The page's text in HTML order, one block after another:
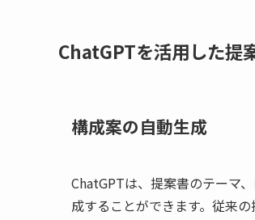
ChatGPTを活用した提
構成案の自動生成
ChatGPTは、提案書のテーマ
成することができます。従来